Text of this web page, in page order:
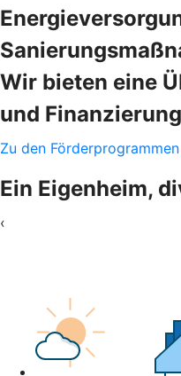
Wir bieten eine
und
Zu den Förderprogrammen
Ein Eigenheim,
‹